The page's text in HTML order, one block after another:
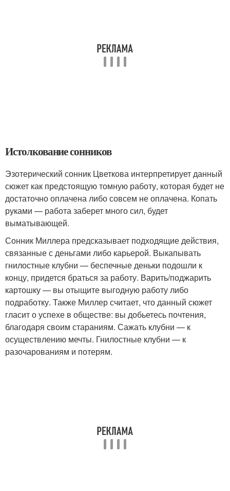
Истолкование сонников
Эзотерический сонник Цветкова интерпретирует данный
сюжет как предстоящую томную работу, которая будет не
достаточно оплачена либо совсем не оплачена. Копать
руками — работа заберет много сил, будет
выматывающей.
Сонник Миллера предсказывает подходящие действия,
связанные с деньгами либо карьерой. Выкапывать
гнилостные клубни — беспечные деньки подошли к
концу, придется браться за работу. Варить/поджарить
картошку — вы отыщите выгодную работу либо
подработку. Также Миллер считает, что данный сюжет
гласит о успехе в обществе: вы добьетесь почтения,
благодаря своим стараниям. Сажать клубни — к
осуществлению мечты. Гнилостные клубни — к
разочарованиям и потерям.